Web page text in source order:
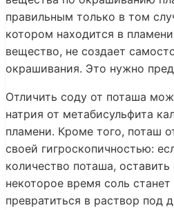
правильным только в том
котором находится в
вещество, не создает
окрашивания. Это нужно
Отличить соду от поташа
натрия от метабисульфита
пламени. Кроме того, поташ
своей гигроскопичностью:
количество поташа,
некоторое время соль
превратиться в раствор под